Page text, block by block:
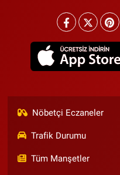
Nöbetçi Eczaneler
Trafik Durumu
Tüm Manşetler